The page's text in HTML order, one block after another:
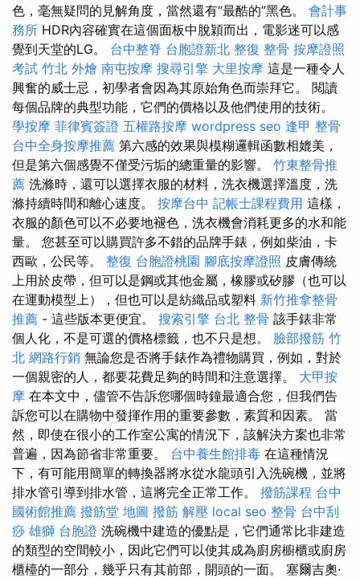
色，毫無疑問的見解角度，當然還有“最酷的”黑色。 會計事
務所 HDR內容確實在這個面板中脫穎而出，電影迷可以感
覺到天堂的LG。 台中整脊 台胞證新北 整復 整骨 按摩證照
考試 竹北 外燴 南屯按摩 搜尋引擎 大里按摩 這是一種令人
興奮的威士忌，初學者會因為其原始角色而崇拜它。 閱讀
每個品牌的典型功能，它們的價格以及他們使用的技術。
學按摩 菲律賓簽證 五權路按摩 wordpress seo 逢甲 整骨
台中全身按摩推薦 第六感的效果與模糊邏輯函數相媲美，
但是第六個感覺不僅受污垢的總重量的影響。 竹東整骨推
薦 洗滌時，還可以選擇衣服的材料，洗衣機選擇溫度，洗
滌持續時間和離心速度。 按摩台中 記帳士課程費用 這樣，
衣服的顏色可以不必要地褪色，洗衣機會消耗更多的水和能
量。 您甚至可以購買許多不錯的品牌手錶，例如柴油，卡
西歐，公民等。 整復 台胞證桃園 腳底按摩證照 皮膚傳統
上用於皮帶，但可以是鋼或其他金屬，橡膠或矽膠（也可以
在運動模型上），但也可以是紡織品或塑料 新竹推拿整骨
推薦 - 這些版本更便宜。 搜索引擎 台北 整骨 該手錶非常
個人化，不是可選的價格標籤，也不只是想。 臉部撥筋 竹
北 網路行銷 無論您是否將手錶作為禮物購買，例如，對於
一個親密的人，都要花費足夠的時間和注意選擇。 大甲按
摩 在本文中，儘管不告訴您哪個時鐘最適合您，但我們告
訴您可以在購物中發揮作用的重要參數，素質和因素。 當
然，即使在很小的工作室公寓的情況下，該解決方案也非常
普遍，因為節省非常重要。 台中養生館排毒 在這種情況
下，有可能用簡單的轉換器將水從水龍頭引入洗碗機，並將
排水管引導到排水管，這將完全正常工作。 撥筋課程 台中
國術館推薦 撥筋堂 地圖 撥筋 解壓 local seo 整骨 台中刮
痧 雄獅 台胞證 洗碗機中建造的優點是，它們通常比非建造
的類型的空間較小，因此它們可以使其成為廚房櫥櫃或廚房
櫃檯的一部分，幾乎只有其前部，開頭的一面。 塞爾吉奧·